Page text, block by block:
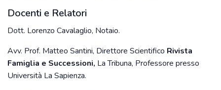
Docenti e Relatori
Dott. Lorenzo Cavalaglio, Notaio.
Avv. Prof. Matteo Santini, Direttore Scientifico Rivista
Famiglia e Successioni, La Tribuna, Professore presso
Università La Sapienza.